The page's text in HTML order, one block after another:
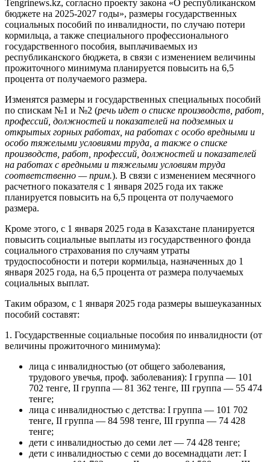
Tengrinews.kz, согласно проекту закона «О республиканском
бюджете на 2025-2027 годы», размеры государственных
социальных пособий по инвалидности, по случаю потери
кормильца, а также специального профессионального
государственного пособия, выплачиваемых из
республиканского бюджета, в связи с изменением величины
прожиточного минимума планируется повысить на 6,5
процента от получаемого размера.
Изменятся размеры и государственных специальных пособий
по спискам №1 и №2 (речь идет о списке производств, работ,
профессий, должностей и показателей на подземных и
открытых горных работах, на работах с особо вредными и
особо тяжелыми условиями труда, а также о списке
производств, работ, профессий, должностей и показателей
на работах с вредными и тяжелыми условиям труда
соответственно — прим.). В связи с изменением месячного
расчетного показателя с 1 января 2025 года их также
планируется повысить на 6,5 процента от получаемого
размера.
Кроме этого, с 1 января 2025 года в Казахстане планируется
повысить социальные выплаты из государственного фонда
социального страхования по случаям утраты
трудоспособности и потери кормильца, назначенных до 1
января 2025 года, на 6,5 процента от размера получаемых
социальных выплат.
Таким образом, с 1 января 2025 года размеры вышеуказанных
пособий составят:
1. Государственные социальные пособия по инвалидности (от
величины прожиточного минимума):
лица с инвалидностью (от общего заболевания,
трудового увечья, проф. заболевания): I группа — 101
702 тенге, II группа — 81 362 тенге, III группа — 55 474
тенге;
лица с инвалидностью с детства: I группа — 101 702
тенге, II группа — 84 598 тенге, III группа — 74 428
тенге;
дети с инвалидностью до семи лет — 74 428 тенге;
дети с инвалидностью с семи до восемнадцати лет: I